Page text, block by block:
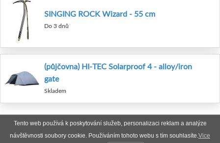
Tento web používá k poskytování služeb, personalizaci reklam a analýze
návštěvnosti soubory cookie. Používáním tohoto webu s tím souhlasíte.Vice
SINGING ROCK Wizard - 55 cm
Do 3 dnů
(půjčovna) HI-TEC Solarproof 4 - alloy/iron
gate
Skladem